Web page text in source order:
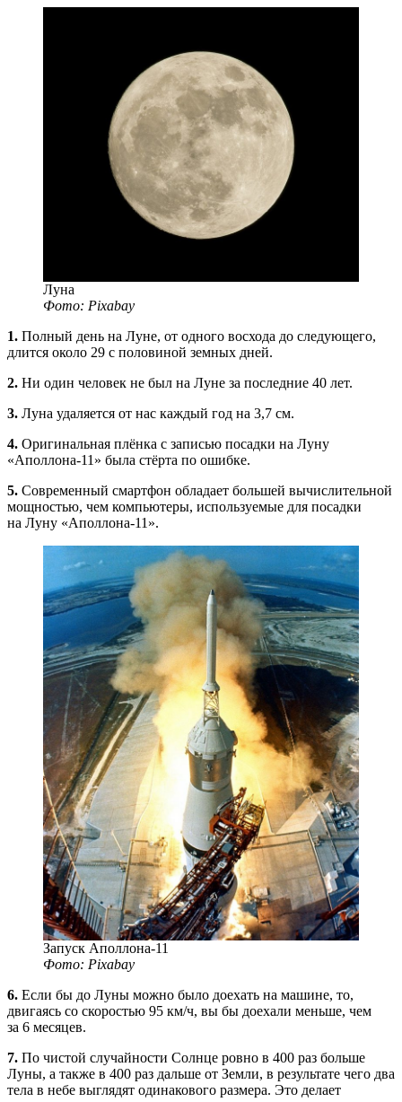
Луна
Фото: Pixabay
1. Полный день на Луне, от одного восхода до следующего,
длится около 29 с половиной земных дней.
2. Ни один человек не был на Луне за последние 40 лет.
3. Луна удаляется от нас каждый год на 3,7 см.
4. Оригинальная плёнка с записью посадки на Луну
«Аполлона-11» была стёрта по ошибке.
5. Современный смартфон обладает большей вычислительной
мощностью, чем компьютеры, используемые для посадки
на Луну «Аполлона-11».
Запуск Аполлона-11
Фото: Pixabay
6. Если бы до Луны можно было доехать на машине, то,
двигаясь со скоростью 95 км/ч, вы бы доехали меньше, чем
за 6 месяцев.
7. По чистой случайности Солнце ровно в 400 раз больше
Луны, а также в 400 раз дальше от Земли, в результате чего два
тела в небе выглядят одинакового размера. Это делает